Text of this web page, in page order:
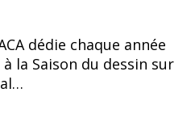
dédie chaque année
la Saison du dessin sur